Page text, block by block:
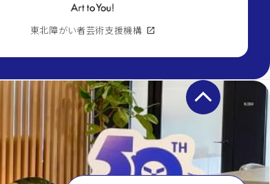
東北障がい者芸術支援機構 open_in_new
keyboard_arrow_up